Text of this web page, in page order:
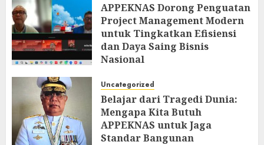
APPEKNAS Dorong Penguatan
Project Management Modern
untuk Tingkatkan Efisiensi
dan Daya Saing Bisnis
Nasional
Uncategorized
Belajar dari Tragedi Dunia:
Mengapa Kita Butuh
APPEKNAS untuk Jaga
Standar Bangunan